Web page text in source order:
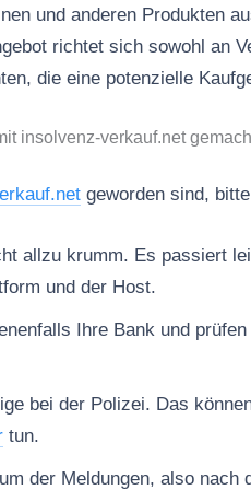
und anderen Produkten
richtet sich sowohl an
die eine potenzielle
insolvenz-verkauf.net
geworden sind,
allzu krumm. Es passiert
und der Host.
Ihre Bank und
bei der Polizei. Das
tun.
der Meldungen, also nach